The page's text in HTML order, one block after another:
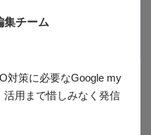
集チーム
対策に必要なGoogle my
活用まで惜しみなく発信